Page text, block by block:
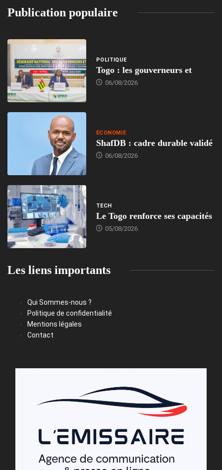
Publication populaire
POLITIQUE
Togo : les gouverneurs et
06/08/2026
ECONOMIE
ShafDB : cadre durable validé
06/08/2026
TECH
Le Togo renforce ses capacités
05/08/2026
Les liens importants
Qui Sommes-nous ?
Politique de confidentialité
Mentions légales
Contact